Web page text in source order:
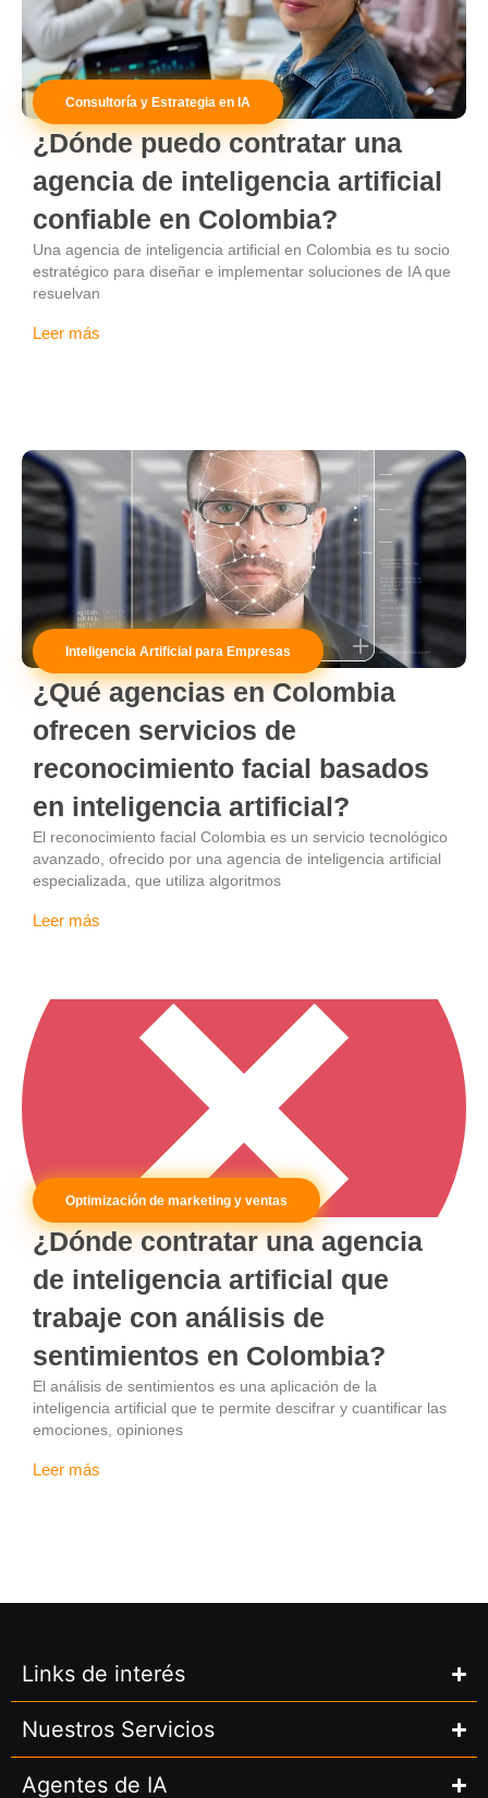
Consultoría y Estrategia en IA
¿Dónde puedo contratar una
agencia de inteligencia artificial
confiable en Colombia?
Una agencia de inteligencia artificial en Colombia es tu socio
estratégico para diseñar e implementar soluciones de IA que
resuelvan
Leer más
Inteligencia Artificial para Empresas
¿Qué agencias en Colombia
ofrecen servicios de
reconocimiento facial basados
en inteligencia artificial?
El reconocimiento facial Colombia es un servicio tecnológico
avanzado, ofrecido por una agencia de inteligencia artificial
especializada, que utiliza algoritmos
Leer más
Optimización de marketing y ventas
¿Dónde contratar una agencia
de inteligencia artificial que
trabaje con análisis de
sentimientos en Colombia?
El análisis de sentimientos es una aplicación de la
inteligencia artificial que te permite descifrar y cuantificar las
emociones, opiniones
Leer más
Links de interés
Nuestros Servicios
Agentes de IA